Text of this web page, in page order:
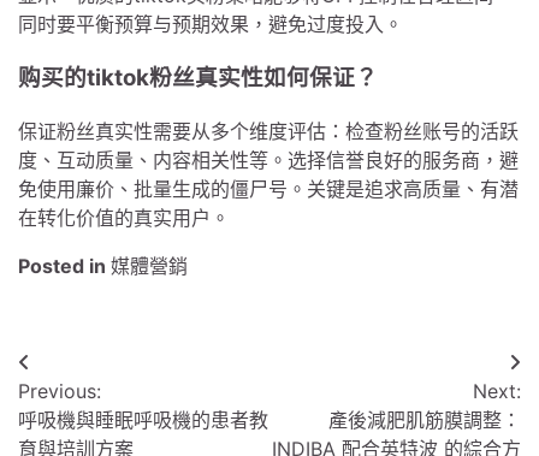
同时要平衡预算与预期效果，避免过度投入。
购买的tiktok粉丝真实性如何保证？
保证粉丝真实性需要从多个维度评估：检查粉丝账号的活跃
度、互动质量、内容相关性等。选择信誉良好的服务商，避
免使用廉价、批量生成的僵尸号。关键是追求高质量、有潜
在转化价值的真实用户。
Posted in 媒體營銷
文
章
Previous:
呼吸機與睡眠呼吸機的患者教
育與培訓方案
Next:
產後減肥肌筋膜調整：
INDIBA 配合英特波 的綜合方